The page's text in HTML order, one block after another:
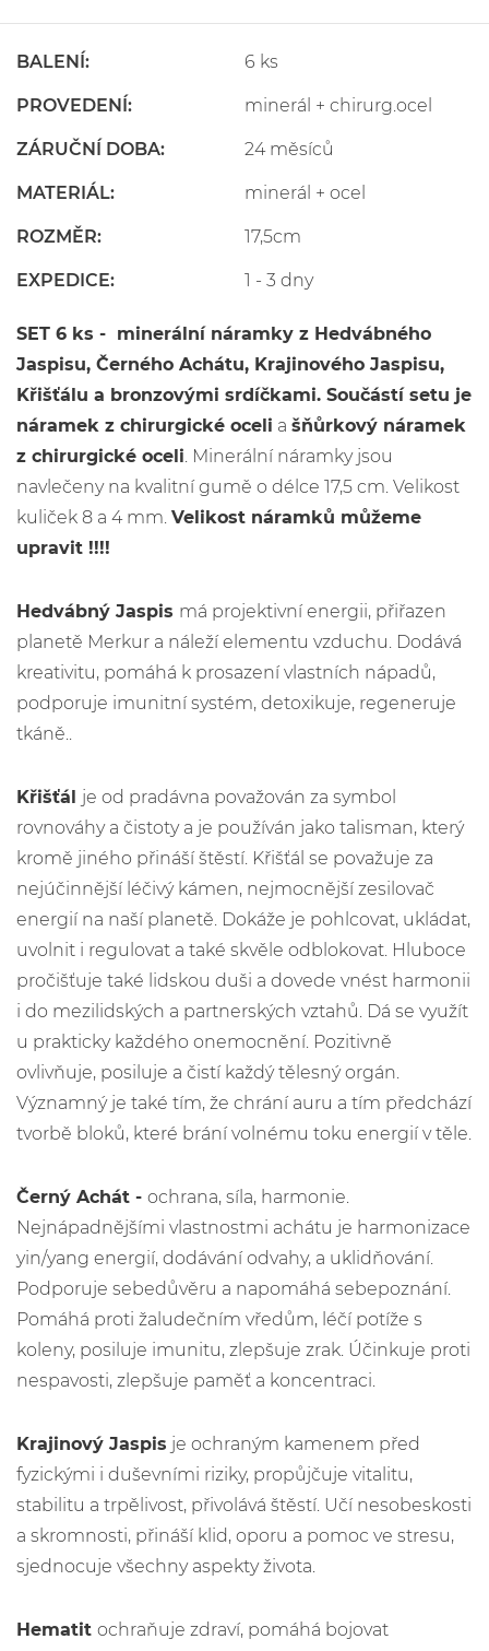
BALENÍ: 6 ks
PROVEDENÍ: minerál + chirurg.ocel
ZÁRUČNÍ DOBA: 24 měsíců
MATERIÁL: minerál + ocel
ROZMĚR: 17,5cm
EXPEDICE: 1 - 3 dny
SET 6 ks - minerální náramky z Hedvábného
Jaspisu, Černého Achátu, Krajinového Jaspisu,
Křišťálu a bronzovými srdíčkami. Součástí setu je
náramek z chirurgické oceli a šňůrkový náramek
z chirurgické oceli. Minerální náramky jsou
navlečeny na kvalitní gumě o délce 17,5 cm. Velikost
kuliček 8 a 4 mm. Velikost náramků můžeme
upravit !!!!
Hedvábný Jaspis má projektivní energii, přiřazen
planetě Merkur a náleží elementu vzduchu. Dodává
kreativitu, pomáhá k prosazení vlastních nápadů,
podporuje imunitní systém, detoxikuje, regeneruje
tkáně..
Křišťál je od pradávna považován za symbol
rovnováhy a čistoty a je používán jako talisman, který
kromě jiného přináší štěstí. Křišťál se považuje za
nejúčinnější léčivý kámen, nejmocnější zesilovač
energií na naší planetě. Dokáže je pohlcovat, ukládat,
uvolnit i regulovat a také skvěle odblokovat. Hluboce
pročišťuje také lidskou duši a dovede vnést harmonii
i do mezilidských a partnerských vztahů. Dá se využít
u prakticky každého onemocnění. Pozitivně
ovlivňuje, posiluje a čistí každý tělesný orgán.
Významný je také tím, že chrání auru a tím předchází
tvorbě bloků, které brání volnému toku energií v těle.
Černý Achát - ochrana, síla, harmonie.
Nejnápadnějšími vlastnostmi achátu je harmonizace
yin/yang energií, dodávání odvahy, a uklidňování.
Podporuje sebedůvěru a napomáhá sebepoznání.
Pomáhá proti žaludečním vředům, léčí potíže s
koleny, posiluje imunitu, zlepšuje zrak. Účinkuje proti
nespavosti, zlepšuje paměť a koncentraci.
Krajinový Jaspis je ochraným kamenem před
fyzickými i duševními riziky, propůjčuje vitalitu,
stabilitu a trpělivost, přivolává štěstí. Učí nesobeskosti
a skromnosti, přináší klid, oporu a pomoc ve stresu,
sjednocuje všechny aspekty života.
Hematit ochraňuje zdraví, pomáhá bojovat